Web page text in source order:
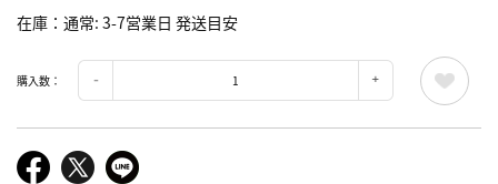
在庫 通常: 3-7営業日 発送目安
購入数：